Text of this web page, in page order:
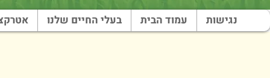
נגישות עמוד הבית בעלי החיים שלנו